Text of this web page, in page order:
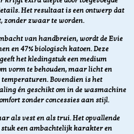
Het resultaat is een ontwerp dat
zwaar te worden.
van handbreien, wordt de Evie
en 47% biologisch katoen. Deze
het kledingstuk een medium
vorm te behouden, maar licht en
Bovendien is het
én geschikt om in de wasmachine
zonder concessies aan stijl.
als vest en als trui. Het opvallende
een ambachtelijk karakter en